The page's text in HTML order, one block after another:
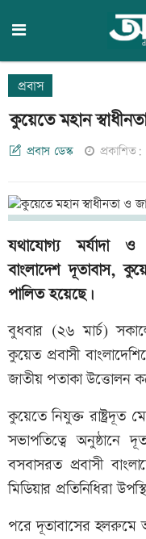
প্রবাস
কুয়েতে মহান
প্রবাস ডেস্ক
যথাযোগ্য মর্যাদা ও
বাংলাদেশ দূতাবাস,
পালিত হয়েছে।
বুধবার (২৬ মার্চ)
কুয়েত প্রবাসী
জাতীয় পতাকা উত্তোলন
কুয়েতে নিযুক্ত রাষ্ট্রদূত
সভাপতিত্বে অনুষ্ঠানে
বসবাসরত প্রবাসী
মিডিয়ার প্রতিনিধিরা
পরে দূতাবাসের হলরুমে